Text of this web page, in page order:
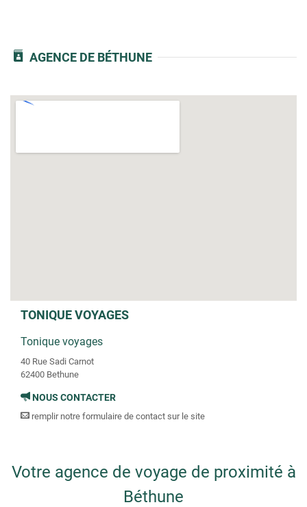
AGENCE DE BÉTHUNE
TONIQUE VOYAGES
Tonique voyages
40 Rue Sadi Carnot
62400 Bethune
NOUS CONTACTER
remplir notre formulaire de contact sur le site
Votre agence de voyage de proximité à
Béthune